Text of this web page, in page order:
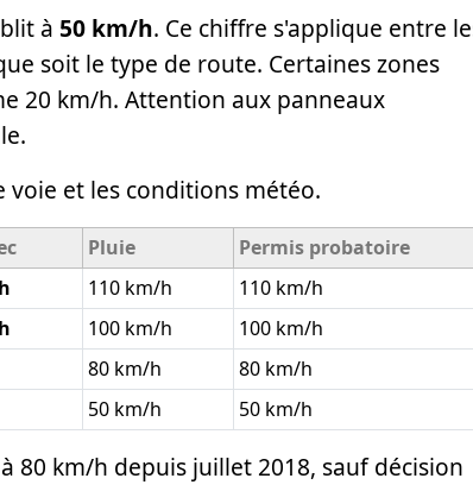
à 50 km/h. Ce chiffre s'applique entre
soit le type de route. Certaines zones
20 km/h. Attention aux panneaux
et les conditions météo.
Pluie
Permis probatoire
110 km/h
110 km/h
100 km/h
100 km/h
80 km/h
80 km/h
50 km/h 50 km/h
80 km/h depuis juillet 2018, sauf décision